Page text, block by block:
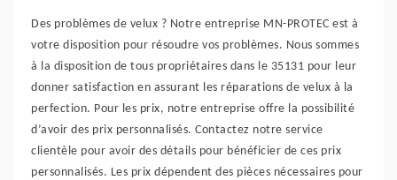
Des problèmes de velux ? Notre entreprise MN-PROTEC est à
votre disposition pour résoudre vos problèmes. Nous sommes
à la disposition de tous propriétaires dans le 35131 pour leur
donner satisfaction en assurant les réparations de velux à la
perfection. Pour les prix, notre entreprise offre la possibilité
d’avoir des prix personnalisés. Contactez notre service
clientèle pour avoir des détails pour bénéficier de ces prix
personnalisés. Les prix dépendent des pièces nécessaires pour